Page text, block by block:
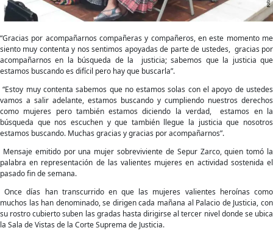
“Gracias por acompañarnos compañeras y compañeros, en este momento me
siento muy contenta y nos sentimos apoyadas de parte de ustedes, gracias por
acompañarnos en la búsqueda de la justicia; sabemos que la justicia que
estamos buscando es difícil pero hay que buscarla”.
“Estoy muy contenta sabemos que no estamos solas con el apoyo de ustedes
vamos a salir adelante, estamos buscando y cumpliendo nuestros derechos
como mujeres pero también estamos diciendo la verdad, estamos en la
búsqueda que nos escuchen y que también llegue la justicia que nosotros
estamos buscando. Muchas gracias y gracias por acompañarnos”.
Mensaje emitido por una mujer sobreviviente de Sepur Zarco, quien tomó la
palabra en representación de las valientes mujeres en actividad sostenida el
pasado fin de semana.
Once días han transcurrido en que las mujeres valientes heroínas como
muchos las han denominado, se dirigen cada mañana al Palacio de Justicia, con
su rostro cubierto suben las gradas hasta dirigirse al tercer nivel donde se ubica
la Sala de Vistas de la Corte Suprema de Justicia.